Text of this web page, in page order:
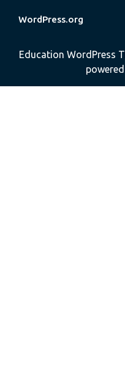
WordPress.org
Education WordPress